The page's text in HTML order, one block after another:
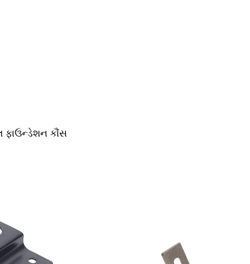
ફાઉન્ડેશન કૌંસ